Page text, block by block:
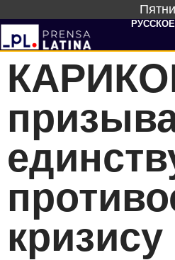
кризису